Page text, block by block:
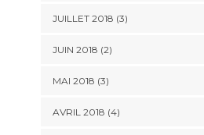
JUILLET 2018 (3)
JUIN 2018 (2)
MAI 2018 (3)
AVRIL 2018 (4)